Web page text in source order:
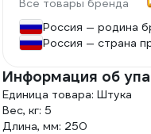
Все товары бренда
Россия — родина
Россия — страна
Информация об
Единица товара: Штука
Вес, кг: 5
Длина, мм: 250